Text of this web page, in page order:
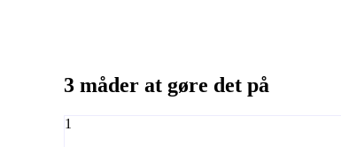
3 måder at gøre det på
1